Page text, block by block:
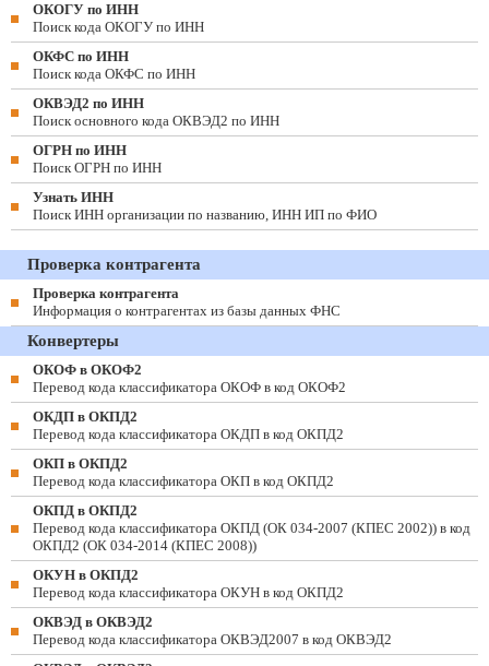
ОКОГУ по ИНН
Поиск кода ОКОГУ по ИНН
ОКФС по ИНН
Поиск кода ОКФС по ИНН
ОКВЭД2 по ИНН
Поиск основного кода ОКВЭД2 по ИНН
ОГРН по ИНН
Поиск ОГРН по ИНН
Узнать ИНН
Поиск ИНН организации по названию, ИНН ИП по ФИО
Проверка контрагента
Проверка контрагента
Информация о контрагентах из базы данных ФНС
Конвертеры
ОКОФ в ОКОФ2
Перевод кода классификатора ОКОФ в код ОКОФ2
ОКДП в ОКПД2
Перевод кода классификатора ОКДП в код ОКПД2
ОКП в ОКПД2
Перевод кода классификатора ОКП в код ОКПД2
ОКПД в ОКПД2
Перевод кода классификатора ОКПД (ОК 034-2007 (КПЕС 2002)) в код
ОКПД2 (ОК 034-2014 (КПЕС 2008))
ОКУН в ОКПД2
Перевод кода классификатора ОКУН в код ОКПД2
ОКВЭД в ОКВЭД2
Перевод кода классификатора ОКВЭД2007 в код ОКВЭД2